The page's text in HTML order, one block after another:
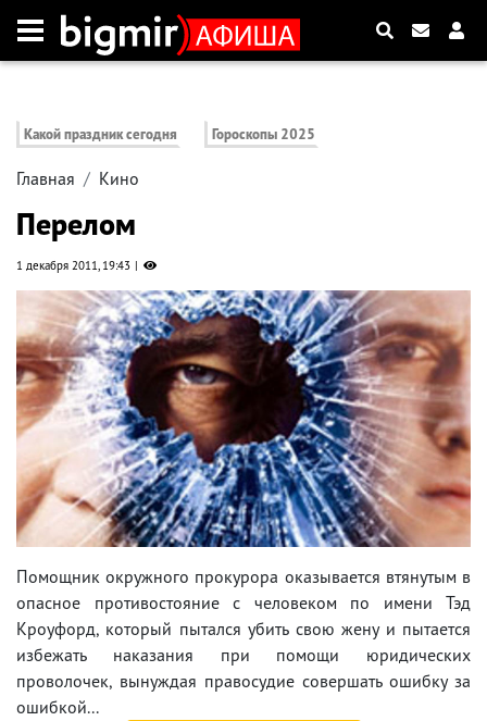
Какой праздник сегодня Гороскопы 2025
Главная Кино
Перелом
1 декабря 2011, 19:43
Помощник окружного прокурора оказывается втянутым в
опасное противостояние с человеком по имени Тэд
Кроуфорд, который пытался убить свою жену и пытается
избежать наказания при помощи юридических
проволочек, вынуждая правосудие совершать ошибку за
ошибкой...